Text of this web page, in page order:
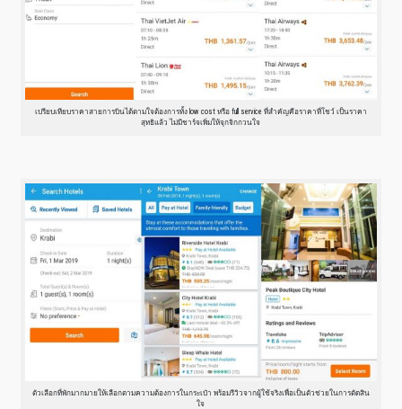
เปรียบเทียบราคาสายการบินได้ตามใจต้องการทั้ง low cost หรือ full service ที่สำคัญคือราคาที่โชว์ เป็นราคา
สุทธิแล้ว ไม่มีชาร์จเพิ่มให้จุกจิกกวนใจ
ตัวเลือกที่พักมากมายให้เลือกตามความต้องการในกระเป๋า พร้อมรีวิวจากผู้ใช้จริงเพื่อเป็นตัวช่วยในการตัดสิน
ใจ